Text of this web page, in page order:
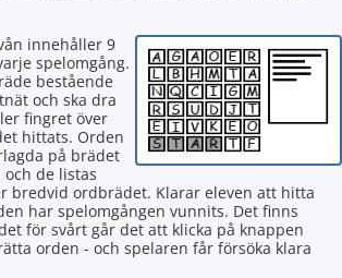
innehåller 9
spelomgång.
bestående
och ska dra
fingret över
hittats. Orden
på brädet
och de listas
bredvid ordbrädet. Klarar eleven att hitta
har spelomgången vunnits. Det finns
för svårt går det att klicka på knappen
orden - och spelaren får försöka klara